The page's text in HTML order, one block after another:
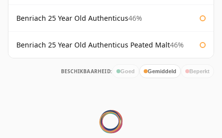
Benriach 25 Year Old Authenticus46%
Benriach 25 Year Old Authenticus Peated Malt46%
BESCHIKBAARHEID: Goed Gemiddeld Beperkt